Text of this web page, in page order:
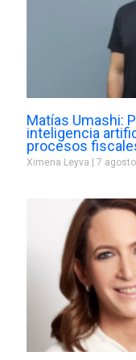
Matías Umashi:
inteligencia
procesos
Ximena Leyva 7